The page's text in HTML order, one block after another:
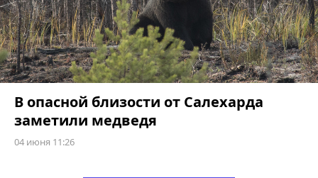
В опасной близости от Салехарда
заметили медведя
04 июня 11:26